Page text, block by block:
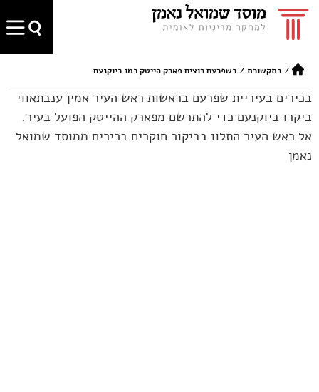
/בתקשורת /בשפרעם רוצים פארק הייטק כמו ביוקנעם
בכירים בעיריית שפרעם בראשות ראש העיר אמין ענבתאווי
ביקרו ביוקנעם כדי להתרשם מפארק ההייטק הפועל בעיר.
אל ראש העיר התלוו בביקור חוקרים בכירים ממוסד שמואל
נאמן